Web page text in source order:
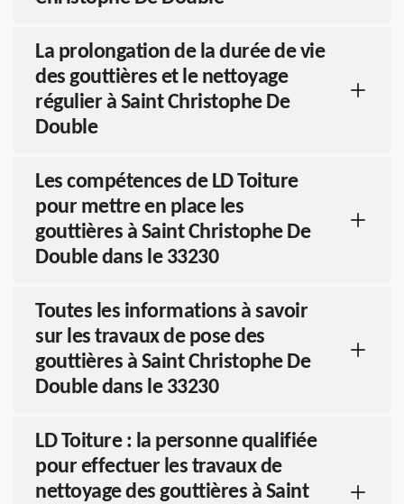
La prolongation de la durée de vie
des gouttières et le nettoyage
régulier à Saint Christophe De
Double
Les compétences de LD Toiture
pour mettre en place les
gouttières à Saint Christophe De
Double dans le 33230
Toutes les informations à savoir
sur les travaux de pose des
gouttières à Saint Christophe De
Double dans le 33230
LD Toiture : la personne qualifiée
pour effectuer les travaux de
nettoyage des gouttières à Saint